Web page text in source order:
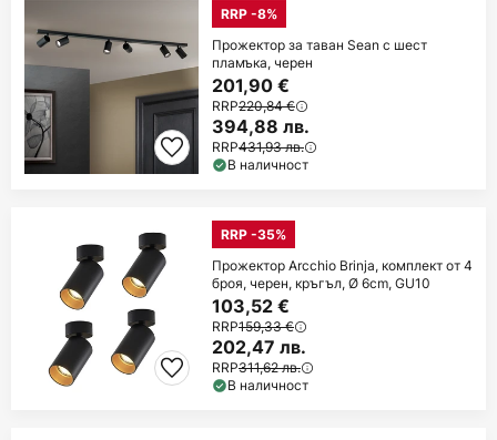
RRP -8%
Прожектор за таван Sean с шест
пламъка, черен
201,90 €
RRP220,84 €
394,88 лв.
RRP431,93 лв.
В наличност
RRP -35%
Прожектор Arcchio Brinja, комплект от 4
броя, черен, кръгъл, Ø 6cm, GU10
103,52 €
RRP159,33 €
202,47 лв.
RRP311,62 лв.
В наличност